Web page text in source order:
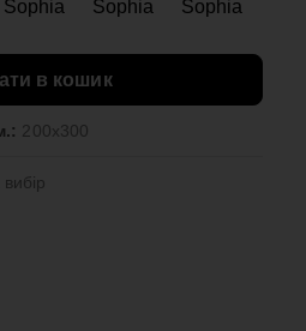
200x300
в кошик